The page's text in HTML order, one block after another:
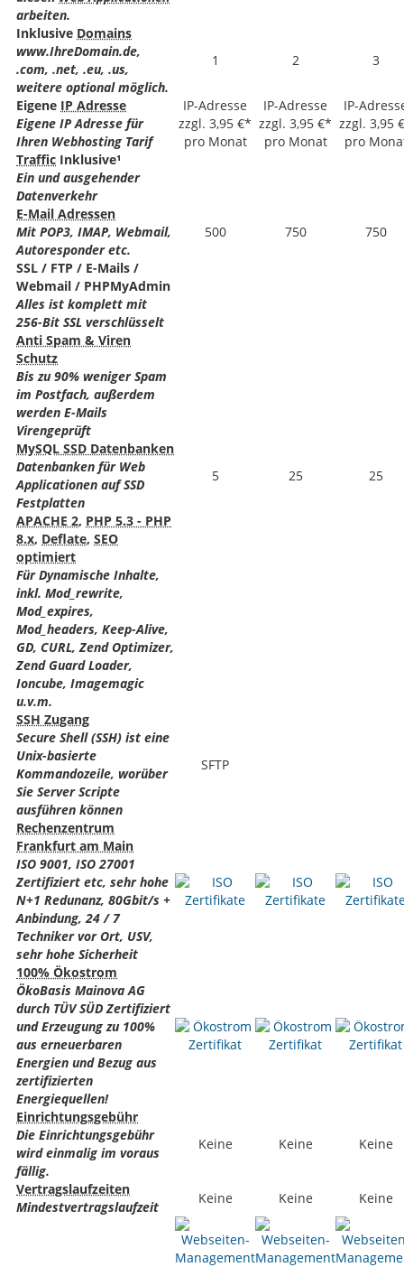
arbeiten.
Inklusive Domains
www.IhreDomain.de,
.com, .net, .eu, .us,
weitere optional möglich.
1 2 3
Eigene IP Adresse
Eigene IP Adresse für
Ihren Webhosting Tarif
IP-Adresse
zzgl. 3,95 €*
pro Monat
IP-Adresse
zzgl. 3,95 €*
pro Monat
IP-
zzgl. 3,95
pro
Traffic Inklusive¹
Ein und ausgehender
Datenverkehr
E-Mail Adressen
Mit POP3, IMAP, Webmail,
Autoresponder etc.
500 750 750
SSL / FTP / E-Mails /
Webmail / PHPMyAdmin
Alles ist komplett mit
256-Bit SSL verschlüsselt
Anti Spam & Viren
Schutz
Bis zu 90% weniger Spam
im Postfach, außerdem
werden E-Mails
Virengeprüft
MySQL SSD Datenbanken
Datenbanken für Web
Applicationen auf SSD
Festplatten
5 25 25
APACHE 2, PHP 5.3 - PHP
8.x, Deflate, SEO
optimiert
Für Dynamische Inhalte,
inkl. Mod_rewrite,
Mod_expires,
Mod_headers, Keep-Alive,
GD, CURL, Zend Optimizer,
Zend Guard Loader,
Ioncube, Imagemagic
u.v.m.
SSH Zugang
Secure Shell (SSH) ist eine
Unix-basierte
Kommandozeile, worüber
Sie Server Scripte
ausführen können
SFTP
Rechenzentrum
Frankfurt am Main
ISO 9001, ISO 27001
Zertifiziert etc, sehr hohe
N+1 Redunanz, 80Gbit/s +
Anbindung, 24 / 7
Techniker vor Ort, USV,
sehr hohe Sicherheit
100% Ökostrom
ÖkoBasis Mainova AG
durch TÜV SÜD Zertifiziert
und Erzeugung zu 100%
aus erneuerbaren
Energien und Bezug aus
zertifizierten
Energiequellen!
Einrichtungsgebühr
Die Einrichtungsgebühr
wird einmalig im voraus
fällig.
Keine Keine Keine
Vertragslaufzeiten
Mindestvertragslaufzeit
Keine Keine Keine